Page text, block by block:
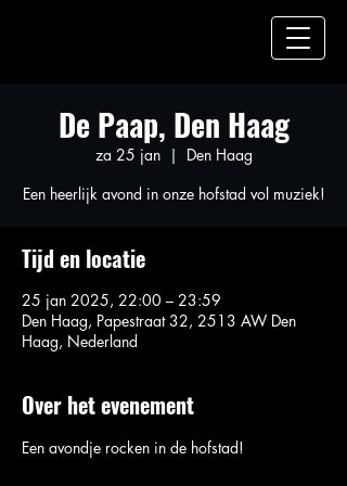
De Paap, Den Haag
za 25 jan
  |
Den Haag
Een heerlijk avond in onze hofstad vol muziek!
Tijd en locatie
25 jan 2025, 22:00 – 23:59
Den Haag, Papestraat 32, 2513 AW Den
Haag, Nederland
Over het evenement
Een avondje rocken in de hofstad!